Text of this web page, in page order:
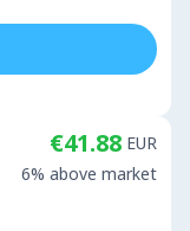
€41.88 EUR
6% above market